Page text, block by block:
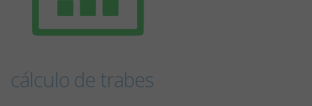
cálculo de trabes